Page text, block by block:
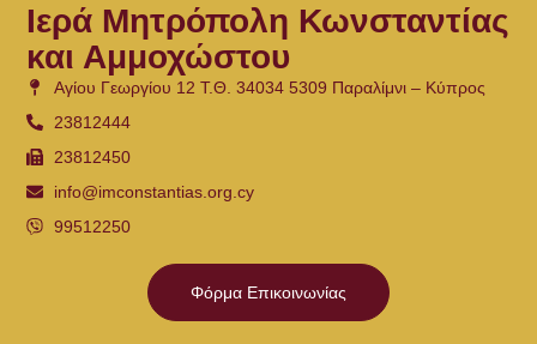
Ιερά Μητρόπολη Κωνσταντίας
και Αμμοχώστου
Αγίου Γεωργίου 12 Τ.Θ. 34034 5309 Παραλίμνι – Κύπρος
23812444
23812450
info@imconstantias.org.cy
99512250
Φόρμα Επικοινωνίας